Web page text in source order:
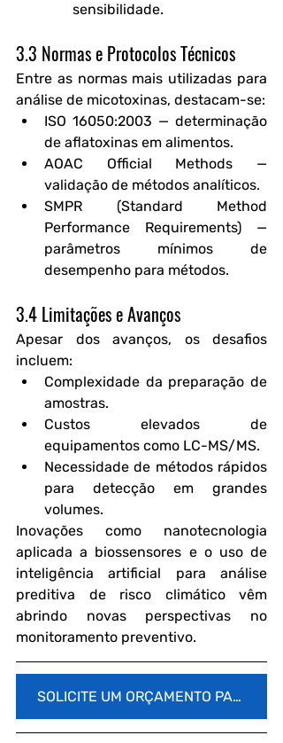
sensibilidade.
3.3 Normas e Protocolos Técnicos
Entre as normas mais utilizadas para
análise de micotoxinas, destacam-se:
ISO 16050:2003 — determinação
de aflatoxinas em alimentos.
AOAC Official Methods —
validação de métodos analíticos.
SMPR (Standard Method
Performance Requirements) —
parâmetros mínimos de
desempenho para métodos.
3.4 Limitações e Avanços
Apesar dos avanços, os desafios
incluem:
Complexidade da preparação de
amostras.
Custos elevados de
equipamentos como LC-MS/MS.
Necessidade de métodos rápidos
para detecção em grandes
volumes.
Inovações como nanotecnologia
aplicada a biossensores
inteligência artificial para análise
preditiva de risco climático vêm
abrindo novas perspectivas no
monitoramento preventivo.
SOLICITE UM ORÇAMENTO PARA ANÁLISE BROMATOLÓGICA